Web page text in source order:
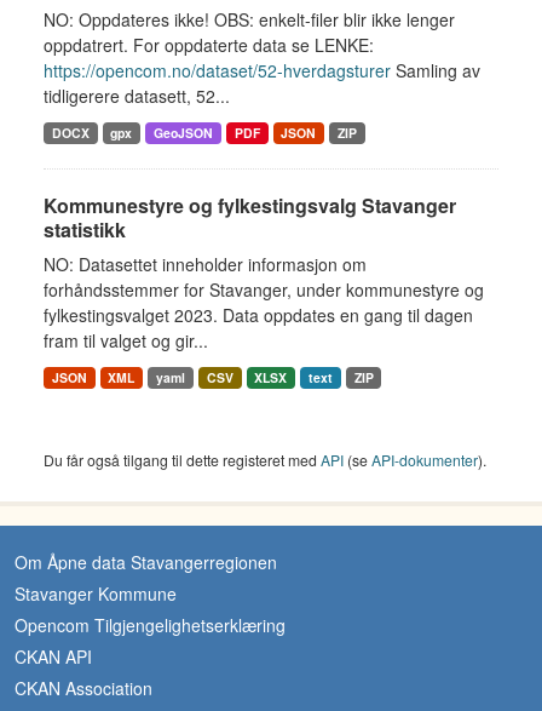
NO: Oppdateres ikke! OBS: enkelt-filer blir ikke lenger
oppdatrert. For oppdaterte data se LENKE:
https://opencom.no/dataset/52-hverdagsturer Samling av
tidligerere datasett, 52...
DOCX gpx GeoJSON PDF JSON ZIP
Kommunestyre og fylkestingsvalg Stavanger
statistikk
NO: Datasettet inneholder informasjon om
forhåndsstemmer for Stavanger, under kommunestyre og
fylkestingsvalget 2023. Data oppdates en gang til dagen
fram til valget og gir...
JSON XML yaml CSV XLSX text ZIP
Du får også tilgang til dette registeret med API (seAPI-dokumenter).
Om Åpne data Stavangerregionen
Stavanger Kommune
Opencom Tilgjengelighetserklæring
CKAN API
CKAN Association